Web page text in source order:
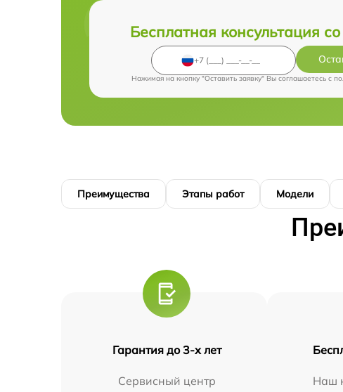
Бесплатная консультация
Нажимая на кнопку "Оставить заявку" Вы соглашаетесь c
Преимущества Этапы работ Модели
Гарантия до 3-х лет
Сервисный центр
Наш